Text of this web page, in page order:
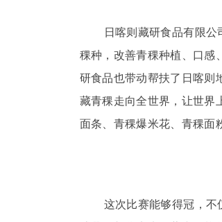
日喀则藏研食品有限
稞种，改善青稞种植、口感
研食品也带动帮扶了日喀则
藏青稞走向全世界，让世界
面条、青稞爆米花、青稞面
这次比赛能够得冠，不